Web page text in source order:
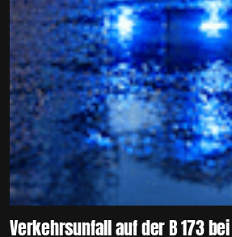
Verkehrsunfall auf der B 173